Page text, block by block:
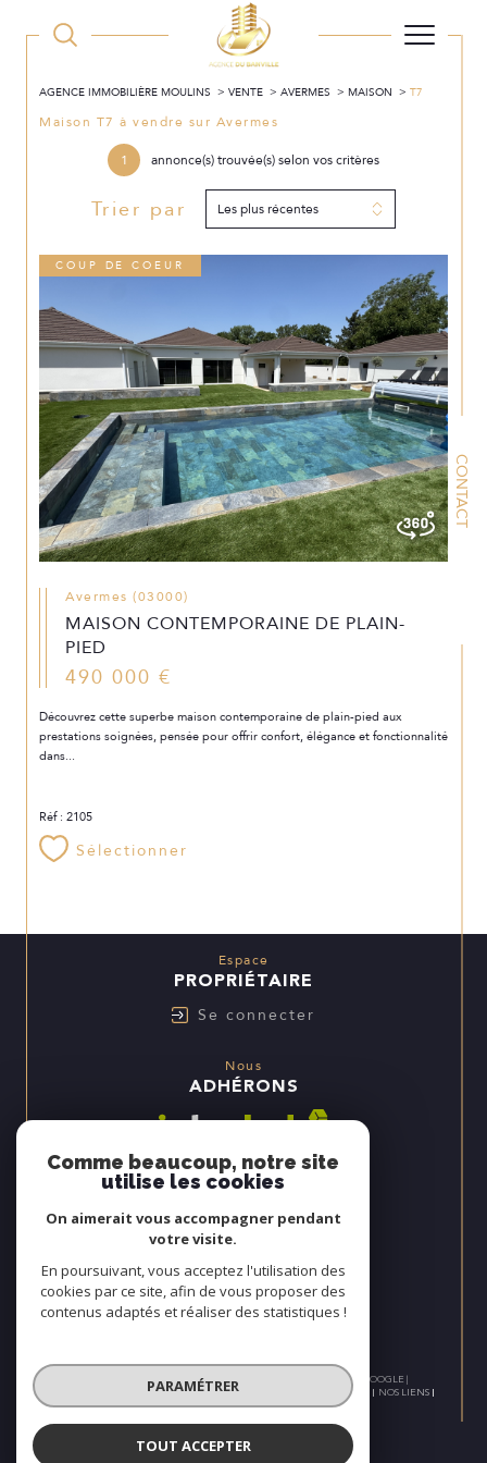
CONTACT
AGENCE IMMOBILIÈRE MOULINS VENTE AVERMES MAISON T7
Maison T7 à vendre sur Avermes
1 annonce(s) trouvée(s) selon vos critères
Trier par Les plus récentes
COUP DE COEUR
Avermes (03000)
MAISON CONTEMPORAINE DE PLAIN-
PIED
490 000 €
Découvrez cette superbe maison contemporaine de plain-pied aux
prestations soignées, pensée pour offrir confort, élégance et fonctionnalité
dans...
Réf : 2105
Sélectionner
Espace
PROPRIÉTAIRE
Se connecter
Nous
ADHÉRONS
© 2026 | TOUS DROITS RÉSERVÉS | TRADUCTION POWERED BY GOOGLE |
PLAN DU SITE MENTIONS LÉGALES ADMIN
NOS LIENS
POLITIQUE RGPD
COOKIES
Comme beaucoup, notre site
utilise les cookies
On aimerait vous accompagner pendant
votre visite.
En poursuivant, vous acceptez l'utilisation des
cookies par ce site, afin de vous proposer des
contenus adaptés et réaliser des statistiques !
PARAMÉTRER
TOUT ACCEPTER